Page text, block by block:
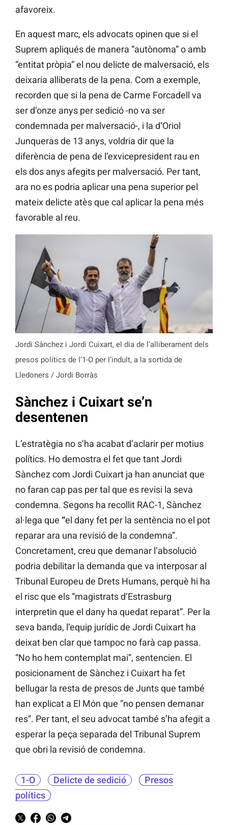
afavoreix.
En aquest marc, els advocats opinen que si el
Suprem apliqués de manera “autònoma” o amb
“entitat pròpia” el nou delicte de malversació, els
deixaria alliberats de la pena. Com a exemple,
recorden que si la pena de Carme Forcadell va
ser d’onze anys per sedició -no va ser
condemnada per malversació-, i la d’Oriol
Junqueras de 13 anys, voldria dir que la
diferència de pena de l’exvicepresident rau en
els dos anys afegits per malversació. Per tant,
ara no es podria aplicar una pena superior pel
mateix delicte atès que cal aplicar la pena més
favorable al reu.
Jordi Sànchez i Jordi Cuixart, el dia de l’alliberament dels
presos polítics de l’1-O per l’indult, a la sortida de
Lledoners / Jordi Borràs
Sànchez i Cuixart se’n
desentenen
L’estratègia no s’ha acabat d’aclarir per motius
polítics. Ho demostra el fet que tant Jordi
Sànchez com Jordi Cuixart ja han anunciat que
no faran cap pas per tal que es revisi la seva
condemna. Segons ha recollit RAC-1, Sànchez
al·lega que “el dany fet per la sentència no el pot
reparar ara una revisió de la condemna”.
Concretament, creu que demanar l’absolució
podria debilitar la demanda que va interposar al
Tribunal Europeu de Drets Humans, perquè hi ha
el risc que els “magistrats d’Estrasburg
interpretin que el dany ha quedat reparat”. Per la
seva banda, l’equip jurídic de Jordi Cuixart ha
deixat ben clar que tampoc no farà cap passa.
“No ho hem contemplat mai”, sentencien. El
posicionament de Sànchez i Cuixart ha fet
bellugar la resta de presos de Junts que també
han explicat a El Món que “no pensen demanar
res”. Per tant, el seu advocat també s’ha afegit a
esperar la peça separada del Tribunal Suprem
que obri la revisió de condemna.
1-O Delicte de sedició
Presos
polítics